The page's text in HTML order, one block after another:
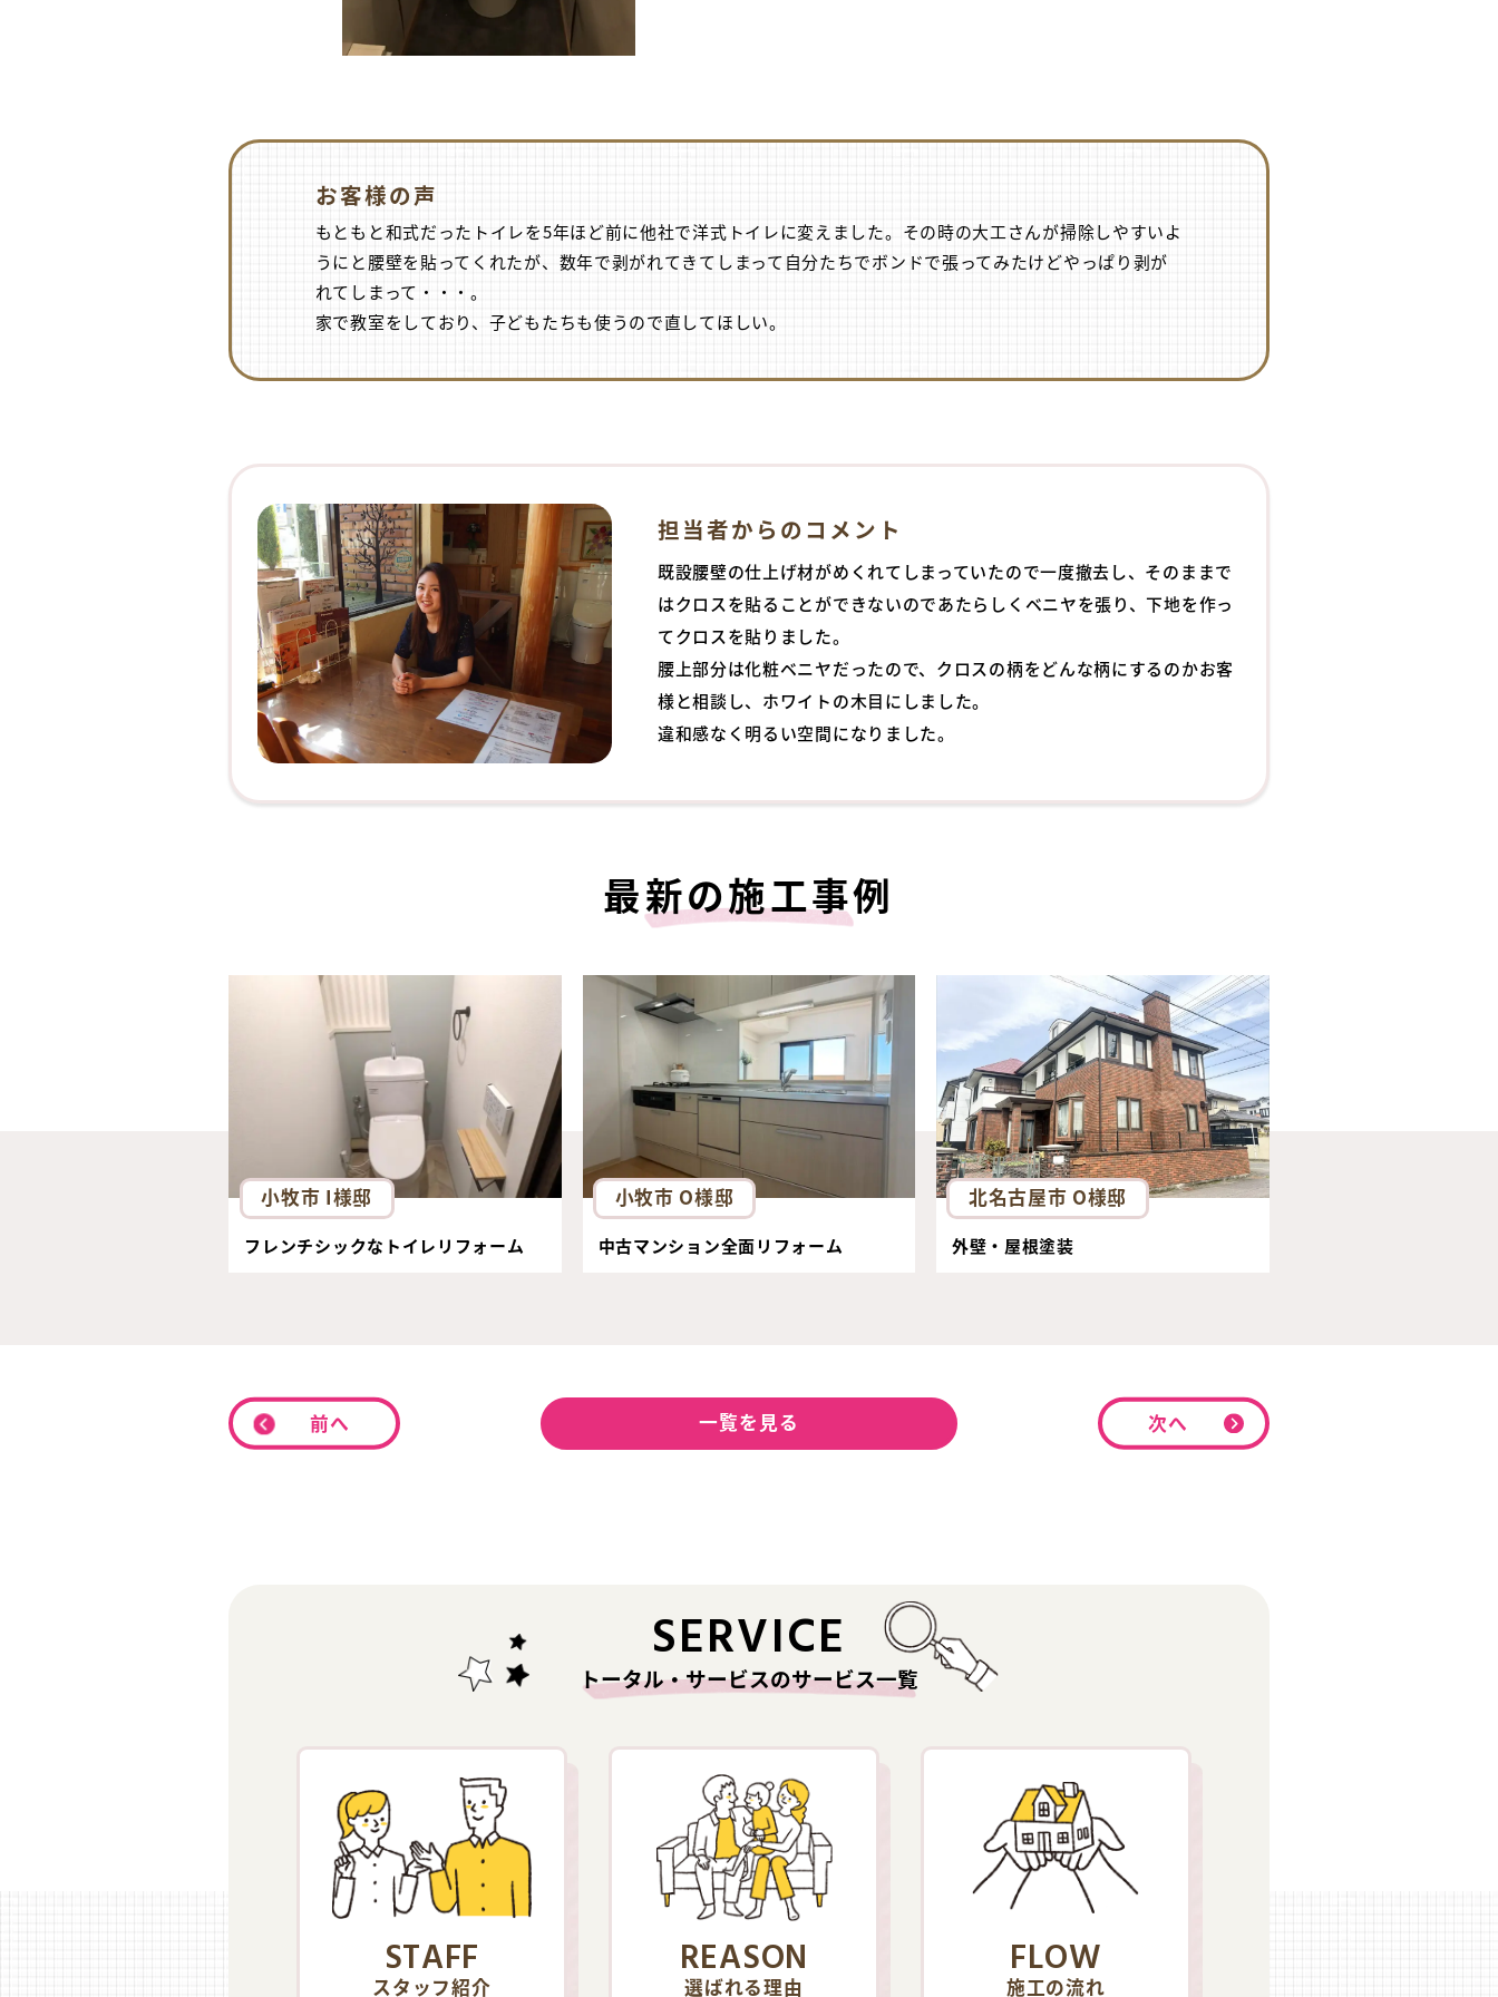
お客様の声
もともと和式だったトイレを5年ほど前に他社で洋式トイレに変えました。その時の大工さんが掃除しやすいよ
うにと腰壁を貼ってくれたが、数年で剥がれてきてしまって自分たちでボンドで張ってみたけどやっぱり剥が
れてしまって・・・。
家で教室をしており、子どもたちも使うので直してほしい。
担当者からのコメント
既設腰壁の仕上げ材がめくれてしまっていたので一度撤去し、そのままで
はクロスを貼ることができないのであたらしくベニヤを張り、下地を作っ
てクロスを貼りました。
腰上部分は化粧ベニヤだったので、クロスの柄をどんな柄にするのかお客
様と相談し、ホワイトの木目にしました。
違和感なく明るい空間になりました。
最新の施工事例
小牧市 I様邸
フレンチシックなトイレリフォーム
小牧市 O様邸
中古マンション全面リフォーム
北名古屋市 O様邸
外壁・屋根塗装
前へ 一覧を見る 次へ
SERVICE
トータル・サービスのサービス一覧
STAFF
スタッフ紹介
REASON
選ばれる理由
FLOW
施工の流れ